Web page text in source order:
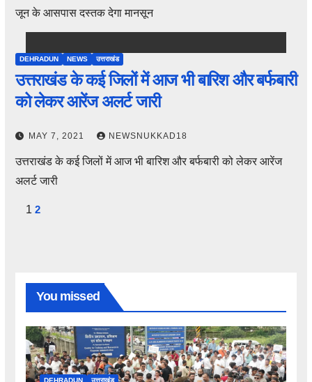
जून के आसपास दस्तक देगा मानसून
DEHRADUN NEWS उत्तराखंड
उत्तराखंड के कई जिलों में आज भी बारिश और बर्फबारी
को लेकर आरेंज अलर्ट जारी
MAY 7, 2021 NEWSNUKKAD18
उत्तराखंड के कई जिलों में आज भी बारिश और बर्फबारी को लेकर आरेंज
अलर्ट जारी
Posts
1 2
You missed
DEHRADUN उत्तराखंड